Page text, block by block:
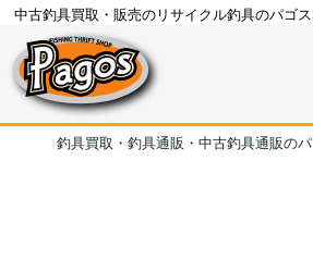
中古釣具買取・販売のリサイクル釣具のパゴス
釣具買取・釣具通販・中古釣具通販の